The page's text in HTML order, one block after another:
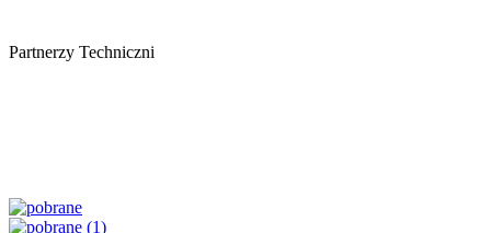
Partnerzy Techniczni